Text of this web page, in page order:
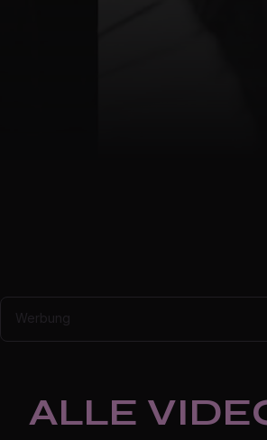
Werbung
ALLE